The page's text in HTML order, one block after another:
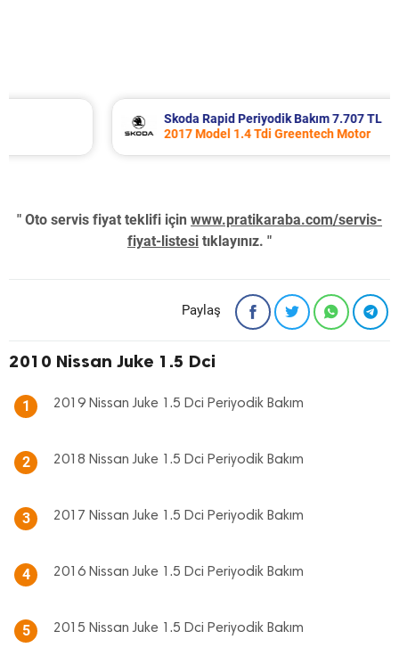
Skoda Rapid Periyodik Bakım 7.707 TL
2017 Model 1.4 Tdi Greentech Motor
" Oto servis fiyat teklifi için www.pratikaraba.com/servis-
fiyat-listesi tıklayınız. "
Paylaş
2010 Nissan Juke 1.5 Dci
1 2019 Nissan Juke 1.5 Dci Periyodik Bakım
2 2018 Nissan Juke 1.5 Dci Periyodik Bakım
3 2017 Nissan Juke 1.5 Dci Periyodik Bakım
4 2016 Nissan Juke 1.5 Dci Periyodik Bakım
5 2015 Nissan Juke 1.5 Dci Periyodik Bakım